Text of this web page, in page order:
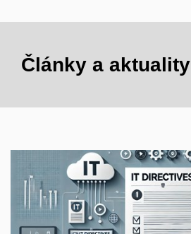
Články a aktuality